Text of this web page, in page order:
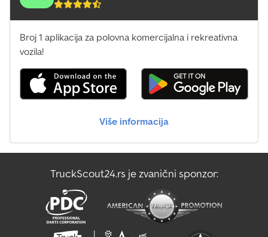
Broj 1 aplikacija za polovna komercijalna i rekreativna
vozila!
Više informacija
TruckScout24.rs je zvanični sponzor: